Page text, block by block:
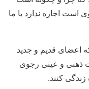
است اجازه ندارد با ما
اعضای قدیم و جدید
ذهنی و عینی رجوی
زندگی کنند.